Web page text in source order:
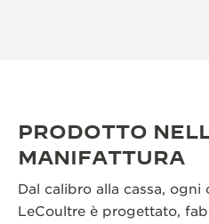
PRODOTTO
MANIFATTURA
Dal calibro alla cassa, ogni
LeCoultre è progettato,